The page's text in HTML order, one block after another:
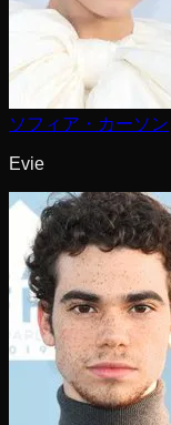
ソフィア・カーソン
Evie